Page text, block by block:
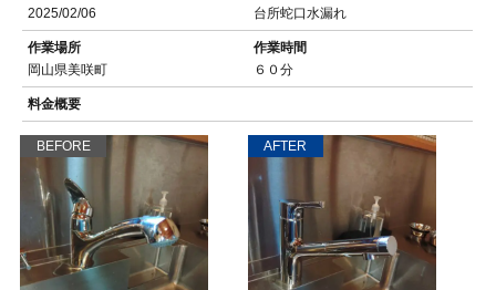
2025/02/06
台所蛇口水漏れ
作業場所
岡山県美咲町
作業時間
６０分
料金概要
BEFORE AFTER